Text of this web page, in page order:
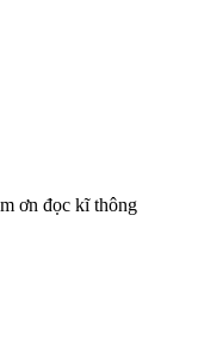
ơn đọc kĩ thông